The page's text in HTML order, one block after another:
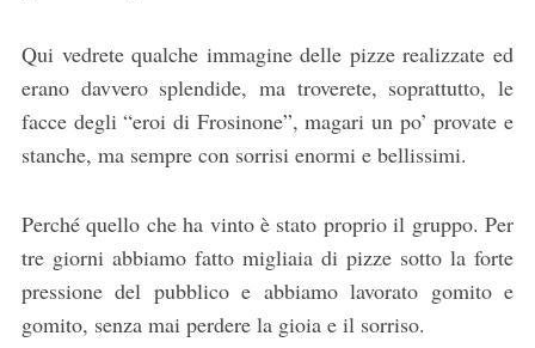
Qui vedrete qualche immagine delle pizze realizzate ed
erano davvero splendide, ma troverete, soprattutto, le
facce degli “eroi di Frosinone”, magari un po’ provate e
stanche, ma sempre con sorrisi enormi e bellissimi.
Perché quello che ha vinto è stato proprio il gruppo. Per
tre giorni abbiamo fatto migliaia di pizze sotto la forte
pressione del pubblico e abbiamo lavorato gomito e
gomito, senza mai perdere la gioia e il sorriso.